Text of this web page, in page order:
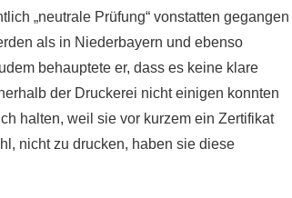
„neutrale Prüfung“ vonstatten gegangen
als in Niederbayern und ebenso
behauptete er, dass es keine klare
der Druckerei nicht einigen konnten
halten, weil sie vor kurzem ein Zertifikat
nicht zu drucken, haben sie diese